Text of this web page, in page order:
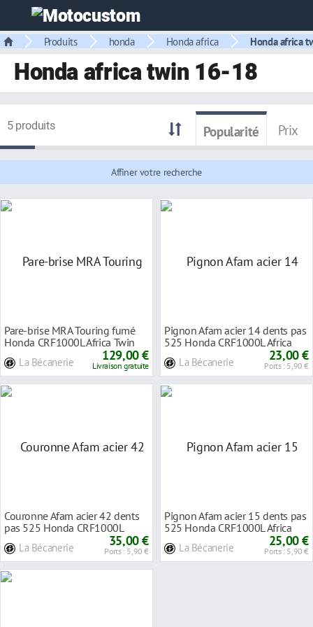
Produits honda Honda africa Honda africa
Honda africa twin 16-18
5 produits Popularité Prix
Affiner votre recherche
Pare-brise MRA Touring fumé
Honda CRF1000L Africa Twin
La Bécanerie 129,00 €
Livraison gratuite
Pignon Afam acier 14 dents pas
525 Honda CRF1000L Africa
La Bécanerie 23,00 €
Ports : 5,90 €
Couronne Afam acier 42 dents
pas 525 Honda CRF1000L
La Bécanerie 35,00 €
Ports : 5,90 €
Pignon Afam acier 15 dents pas
525 Honda CRF1000L Africa
La Bécanerie 25,00 €
Ports : 5,90 €